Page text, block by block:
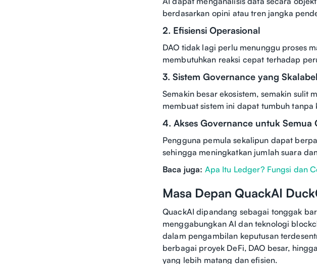
berdasarkan opini atau tren jangka
2. Efisiensi Operasional
DAO tidak lagi perlu menunggu proses
membutuhkan reaksi cepat terhadap
3. Sistem Governance yang Skalabel
Semakin besar ekosistem, semakin sulit
membuat sistem ini dapat tumbuh tanpa
4. Akses Governance untuk Semua
Pengguna pemula sekalipun dapat
sehingga meningkatkan jumlah suara
Baca juga: Apa Itu Ledger? Fungsi dan
Masa Depan QuackAI
QuackAI dipandang sebagai tonggak
menggabungkan AI dan teknologi
dalam pengambilan keputusan
berbagai proyek DeFi, DAO besar,
yang lebih matang dan efisien.